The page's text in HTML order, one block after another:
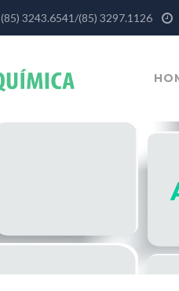
(85) 3243.6541/(85) 3297.1126